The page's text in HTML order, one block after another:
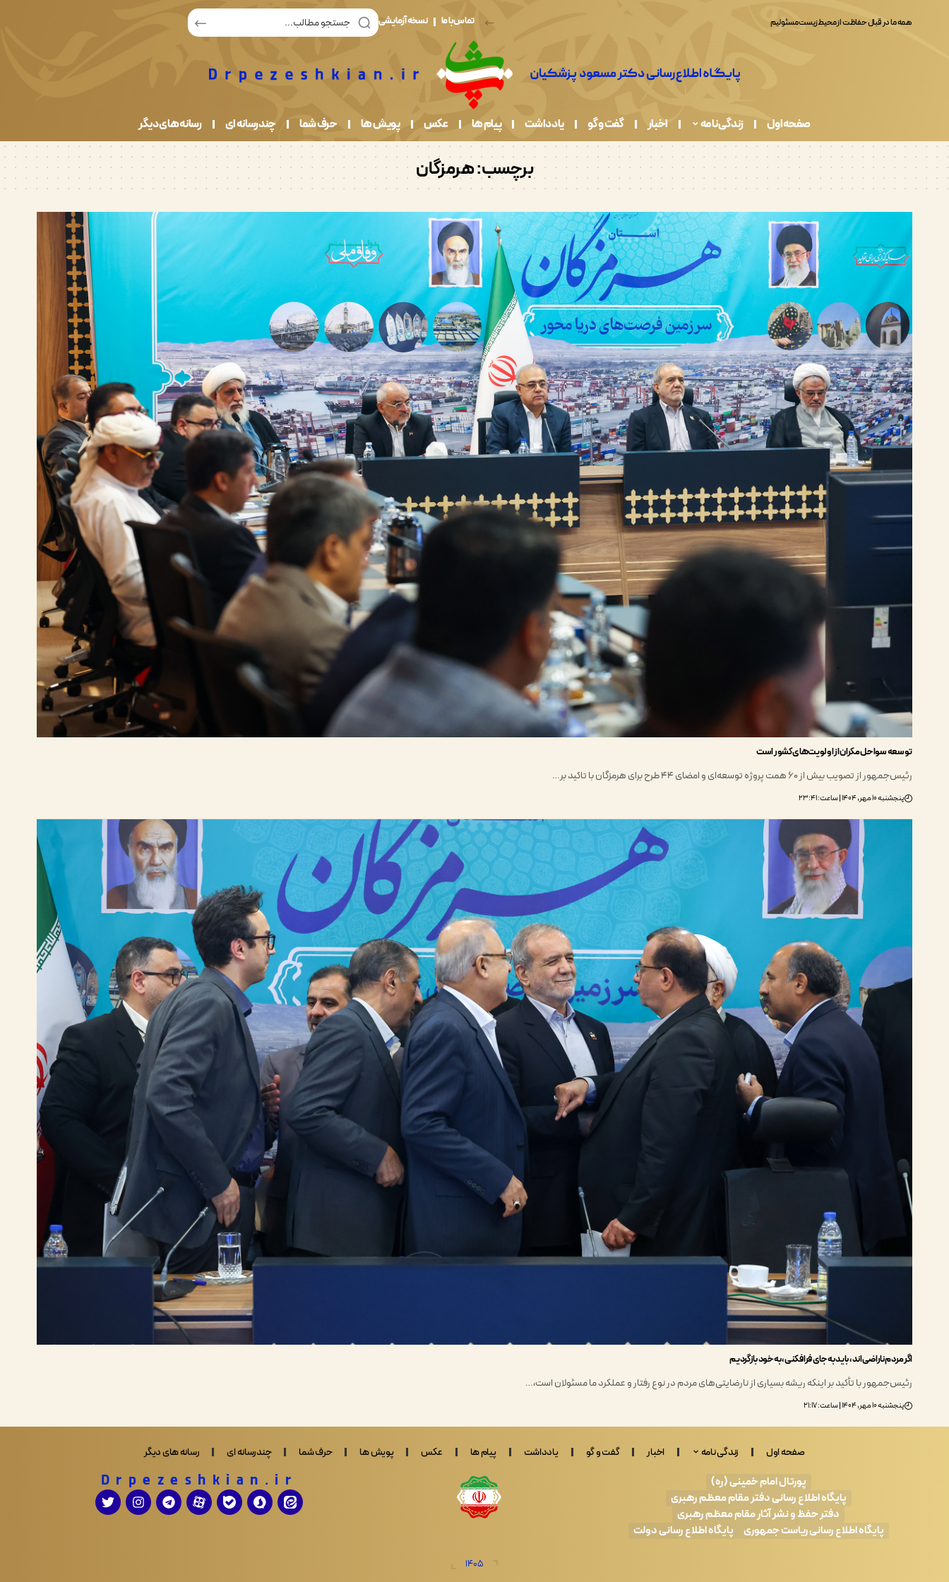
همه ما در قبال حفاظت از محیط زیست مسئولیم تماس با ما نسخه آزمایشی
صفحه اول زندگی نامه اخبار گفت و گو یادداشت پیام ها عکس پویش ها حرف شما چندرسانه ای رسانه های دیگر
برچسب:هرمزگان
توسعه سواحل مکران از اولویت‌های کشور است
رئیس‌جمهور از تصویب بیش از 60 همت پروژه توسعه‌ای و امضای 44 طرح برای هرمزگان با تاکید بر…
پنجشنبه ۱۰ مهر, ۱۴۰۴ | ساعت: ۲۳:۴۱
اگر مردم ناراضی‌اند، باید به جای فرافکنی، به خود بازگردیم
رئیس‌جمهور با تأکید بر اینکه ریشه بسیاری از نارضایتی‌های مردم در نوع رفتار و عملکرد ما مسئولان است،…
پنجشنبه ۱۰ مهر, ۱۴۰۴ | ساعت: ۲۱:۱۷
صفحه اول زندگی نامه اخبار گفت و گو یادداشت پیام ها عکس پویش ها حرف شما چندرسانه ای رسانه های دیگر
پورتال امام خمینی (ره)
پایگاه اطلاع رسانی دفتر مقام معظم رهبری
دفتر حفظ و نشر آثار مقام معظم رهبری
پایگاه اطلاع رسانی ریاست جمهوری
پایگاه اطلاع رسانی دولت
Drpezeshkian.ir
1405